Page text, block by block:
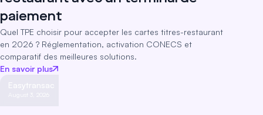
paiement
Quel TPE choisir pour accepter les cartes titres-restaurant
en 2026 ? Réglementation, activation CONECS et
comparatif des meilleures solutions.
En savoir plus
Easytransac
August 3, 2026